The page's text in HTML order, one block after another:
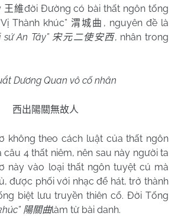
王維đời Đường có bài thất ngôn tống
Thành khúc”渭城曲 , nguyên đề là
sứ An Tây” 宋元二使安西, nhân trong
Dương Quan vô cố nhân
西出陽關無故人
không theo cách luật của thất ngôn
4 thất niêm, nên sau này người ta
này vào loại thất ngôn tuyệt cú mà
được phối với nhạc để hát, trở thành
biệt lưu truyền thiên cổ. Đời Tống
陽關曲làm từ bài danh.